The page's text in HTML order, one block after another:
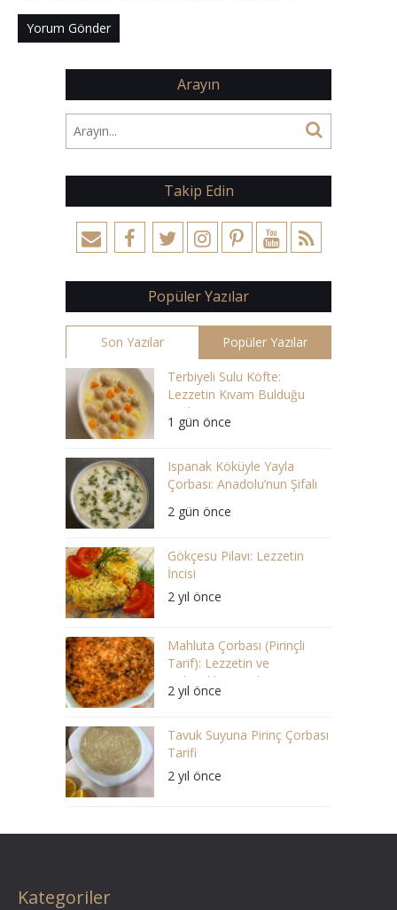
Arayın
Takip Edin
Popüler Yazılar
Son Yazılar Popüler Yazılar
Terbiyeli Sulu Köfte:
Lezzetin Kıvam Bulduğu
Çorba
1 gün önce
Ispanak Köküyle Yayla
Çorbası: Anadolu’nun Şifalı
2 gün önce
Gökçesu Pilavı: Lezzetin
İncisi
2 yıl önce
Mahluta Çorbası (Pirinçli
Tarif): Lezzetin ve
Geleneklerin Buluştuğu Bir
Ziyafet
2 yıl önce
Tavuk Suyuna Pirinç Çorbası
Tarifi
2 yıl önce
Kategoriler